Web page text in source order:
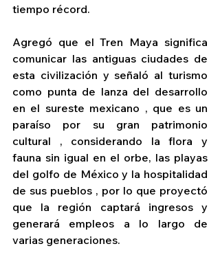
tiempo récord.
Agregó que el Tren Maya significa
comunicar las antiguas ciudades de
esta civilización y señaló al turismo
como punta de lanza del desarrollo
en el sureste mexicano , que es un
paraíso por su gran patrimonio
cultural , considerando la flora y
fauna sin igual en el orbe, las playas
del golfo de México y la hospitalidad
de sus pueblos , por lo que proyectó
que la región captará ingresos y
generará empleos a lo largo de
varias generaciones.